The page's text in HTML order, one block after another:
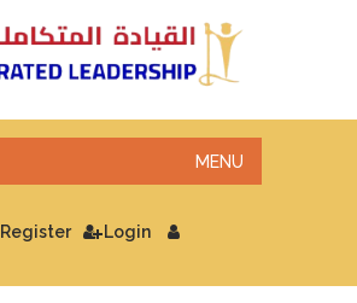
MENU
Login
Register